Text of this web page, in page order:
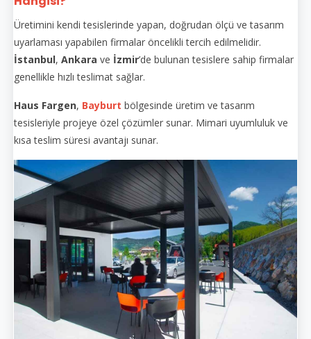
Üretimini kendi tesislerinde yapan, doğrudan ölçü ve tasarım
uyarlaması yapabilen firmalar öncelikli tercih edilmelidir.
İstanbul, Ankara ve İzmir’de bulunan tesislere sahip firmalar
genellikle hızlı teslimat sağlar.
Haus Fargen, Bayburt bölgesinde üretim ve tasarım
tesisleriyle projeye özel çözümler sunar. Mimari uyumluluk ve
kısa teslim süresi avantajı sunar.